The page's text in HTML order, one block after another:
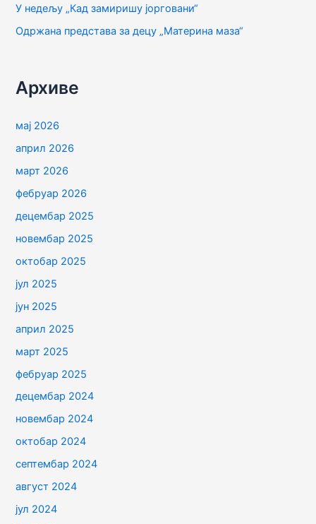
:У недељу „Кад замиришу јорговани“
Одржана представа за децу „Материна маза“
Архиве
мај 2026
април 2026
март 2026
фебруар 2026
децембар 2025
новембар 2025
октобар 2025
јул 2025
јун 2025
април 2025
март 2025
фебруар 2025
децембар 2024
новембар 2024
октобар 2024
септембар 2024
август 2024
јул 2024